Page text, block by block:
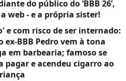
do público do ‘BBB 26’,
web - e a própria sister!
e com risco de ser internado:
ex-BBB Pedro vem à tona
em barbearia; famoso se
pagar e acendeu cigarro ao